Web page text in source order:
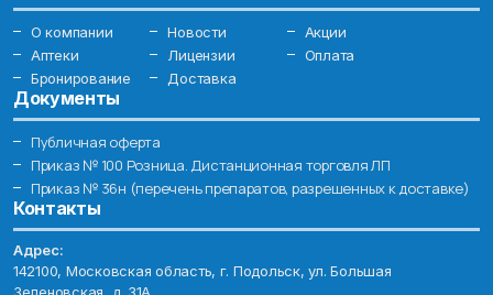
О компании Новости
Акции
Аптеки
Лицензии
Оплата
Бронирование
Доставка
Документы
Публичная оферта
Приказ № 100 Розница. Дистанционная торговля ЛП
Приказ № 36н (перечень препаратов, разрешенных к доставке)
Контакты
Адрес:
142100, Московская область, г. Подольск, ул. Большая